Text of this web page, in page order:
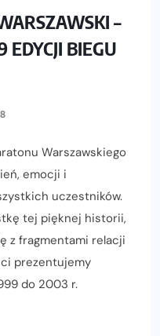
–
BIEGU
Warszawskiego
emocji i
uczestników.
tej pięknej historii,
z fragmentami relacji
prezentujemy
do 2003 r.